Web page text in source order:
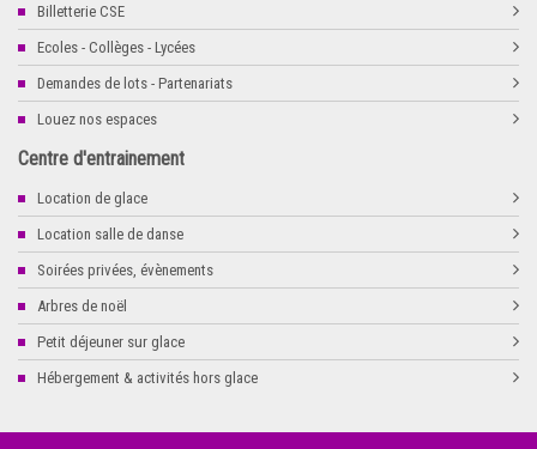
Billetterie CSE
Ecoles - Collèges - Lycées
Demandes de lots - Partenariats
Louez nos espaces
Centre d'entrainement
Location de glace
Location salle de danse
Soirées privées, évènements
Arbres de noël
Petit déjeuner sur glace
Hébergement & activités hors glace